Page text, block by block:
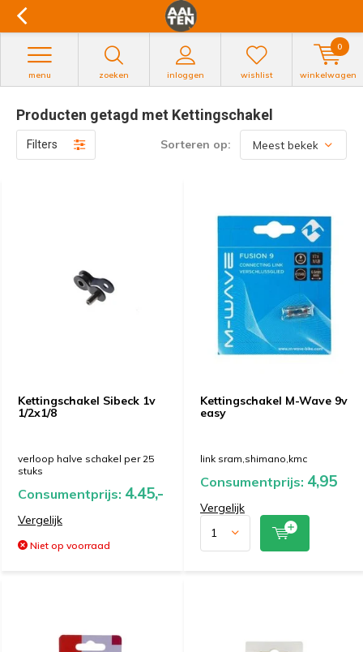
zoeken inloggen
menu wishlist winkelwagen
0
Producten getagd met Kettingschakel
Filters Sorteren op:
Kettingschakel Sibeck 1v
1/2x1/8
verloop halve schakel per 25
stuks
Consumentprijs: 4.45,-
Vergelijk
Niet op voorraad
Kettingschakel M-Wave 9v
easy
link sram,shimano,kmc
Consumentprijs: 4,95
Vergelijk